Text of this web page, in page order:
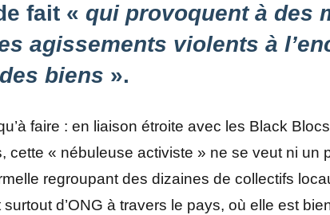
fait « qui provoquent à des
agissements violents à
biens ».
faire : en liaison étroite avec les Black
cette « nébuleuse activiste » ne se veut ni un
regroupant des dizaines de collectifs
d’ONG à travers le pays, où elle est